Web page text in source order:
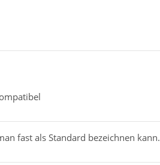
fast als Standard bezeichnen kann.